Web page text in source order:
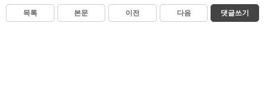
목록 본문 이전 다음 댓글쓰기